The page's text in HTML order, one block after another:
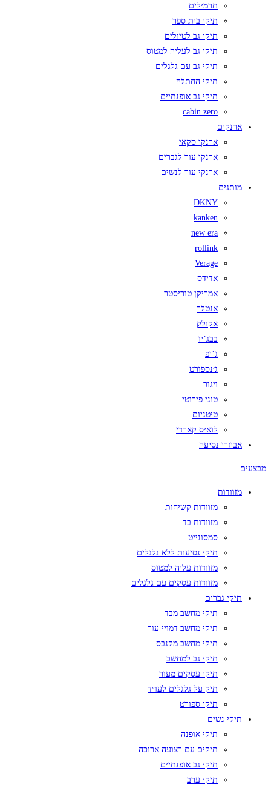
תרמילים
תיקי בית ספר
תיקי גב לטיולים
תיקי גב לעליה למטוס
תיקי גב עם גלגלים
תיקי החתלה
תיקי גב אופנתיים
cabin zero
ארנקים
ארנקי סקאי
ארנקי עור לגברים
ארנקי עור לנשים
מותגים
DKNY
kanken
new era
rollink
Verage
אדידס
אמריקן טוריסטר
אנטלר
אקולק
בבג’יו
ג’יפ
ג׳נספורט
ויגור
טוני פירוטי
טיטניום
לואיס קארדי
אביזרי נסיעה
מבצעים
מזוודות
מזוודות קשיחות
מזוודות בד
סמסונייט
תיקי נסיעות ללא גלגלים
מזוודות עליה למטוס
מזוודות עסקים עם גלגלים
תיקי גברים
תיקי מחשב מבד
תיקי מחשב דמויי עור
תיקי מחשב מקנבס
תיקי גב למחשב
תיקי עסקים מעור
תיק על גלגלים לעו״ד
תיקי ספורט
תיקי נשים
תיקי אופנה
תיקים עם רצועה ארוכה
תיקי גב אופנתיים
תיקי ערב